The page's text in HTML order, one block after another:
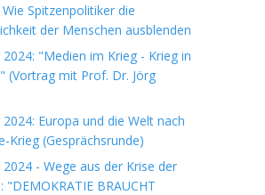
Wie Spitzenpolitiker die
der Menschen ausblenden
"Medien im Krieg - Krieg in
(Vortrag mit Prof. Dr. Jörg
Europa und die Welt nach
Krieg (Gesprächsrunde)
- Wege aus der Krise der
BRAUCHT